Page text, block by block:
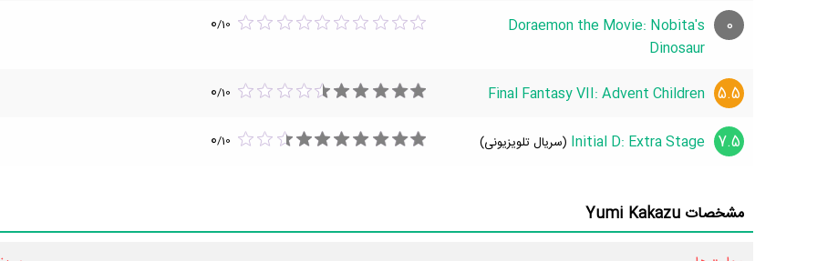
0
Doraemon the Movie: Nobita's
Dinosaur
0/10
5.5
Final Fantasy VII: Advent Children
0/10
7.5
Initial D: Extra Stage (سریال تلویزیونی) 0/10
مشخصات Yumi Kakazu